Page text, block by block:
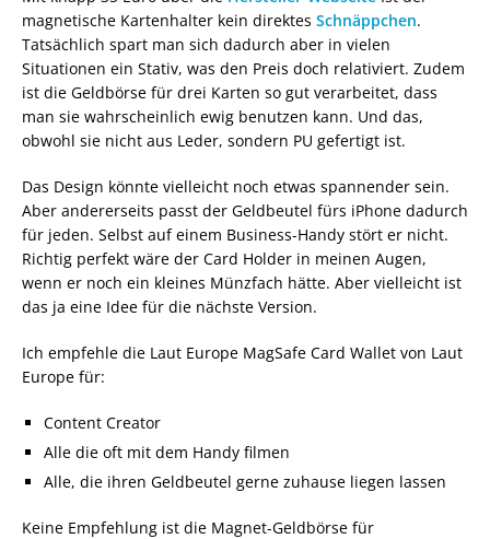
magnetische Kartenhalter kein direktes Schnäppchen.
Tatsächlich spart man sich dadurch aber in vielen
Situationen ein Stativ, was den Preis doch relativiert. Zudem
ist die Geldbörse für drei Karten so gut verarbeitet, dass
man sie wahrscheinlich ewig benutzen kann. Und das,
obwohl sie nicht aus Leder, sondern PU gefertigt ist.
Das Design könnte vielleicht noch etwas spannender sein.
Aber andererseits passt der Geldbeutel fürs iPhone dadurch
für jeden. Selbst auf einem Business-Handy stört er nicht.
Richtig perfekt wäre der Card Holder in meinen Augen,
wenn er noch ein kleines Münzfach hätte. Aber vielleicht ist
das ja eine Idee für die nächste Version.
Ich empfehle die Laut Europe MagSafe Card Wallet von Laut
Europe für:
Content Creator
Alle die oft mit dem Handy filmen
Alle, die ihren Geldbeutel gerne zuhause liegen lassen
Keine Empfehlung ist die Magnet-Geldbörse für